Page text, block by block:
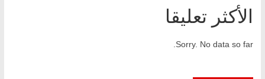
الأكثر تعليقا
Sorry. No data so far.